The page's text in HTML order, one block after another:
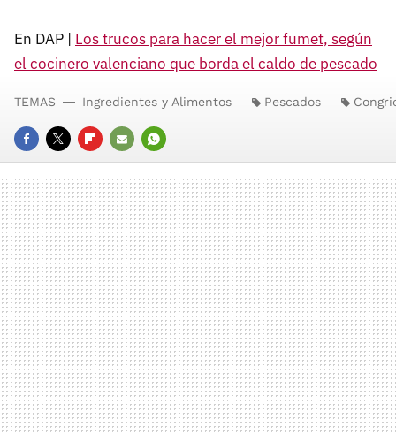
En DAP | Los trucos para hacer el mejor fumet, según
el cocinero valenciano que borda el caldo de pescado
FACEBOOK
TWITTERFLIPBOARD
E-
MAIL
WHATSAPP
TEMAS Ingredientes y Alimentos Pescados